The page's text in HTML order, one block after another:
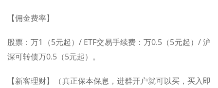
【佣金费率】
股票：万1（5元起）/ ETF交易手续费：万0.5（5元起）/ 沪
深可转债万0.5（5元起）。
【新客理财】（真正保本保息，进群开户就可以买，买入即